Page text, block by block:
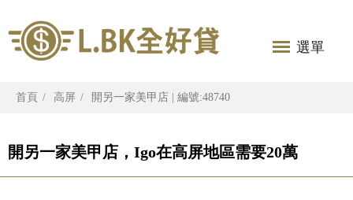
選單
首頁 高屏 開另一家美甲店 | 編號:48740
開另一家美甲店，Igo在高屏地區需要20萬